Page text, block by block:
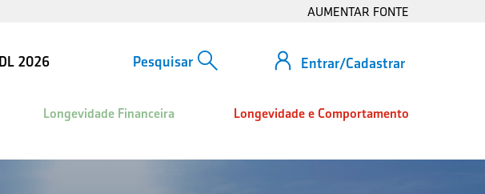
AUMENTAR FONTE
Entrar/Cadastrar
IDL 2026
Longevidade Financeira Longevidade e Comportamento